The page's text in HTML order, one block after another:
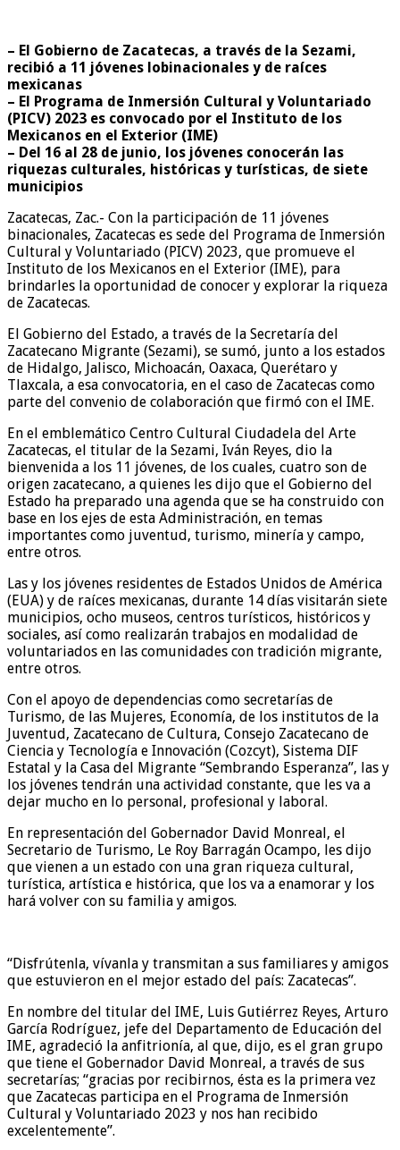
– El Gobierno de Zacatecas, a través de la Sezami,
recibió a 11 jóvenes lobinacionales y de raíces
mexicanas
– El Programa de Inmersión Cultural y Voluntariado
(PICV) 2023 es convocado por el Instituto de los
Mexicanos en el Exterior (IME)
– Del 16 al 28 de junio, los jóvenes conocerán las
riquezas culturales, históricas y turísticas, de siete
municipios
Zacatecas, Zac.- Con la participación de 11 jóvenes
binacionales, Zacatecas es sede del Programa de Inmersión
Cultural y Voluntariado (PICV) 2023, que promueve el
Instituto de los Mexicanos en el Exterior (IME), para
brindarles la oportunidad de conocer y explorar la riqueza
de Zacatecas.
El Gobierno del Estado, a través de la Secretaría del
Zacatecano Migrante (Sezami), se sumó, junto a los estados
de Hidalgo, Jalisco, Michoacán, Oaxaca, Querétaro y
Tlaxcala, a esa convocatoria, en el caso de Zacatecas como
parte del convenio de colaboración que firmó con el IME.
En el emblemático Centro Cultural Ciudadela del Arte
Zacatecas, el titular de la Sezami, Iván Reyes, dio la
bienvenida a los 11 jóvenes, de los cuales, cuatro son de
origen zacatecano, a quienes les dijo que el Gobierno del
Estado ha preparado una agenda que se ha construido con
base en los ejes de esta Administración, en temas
importantes como juventud, turismo, minería y campo,
entre otros.
Las y los jóvenes residentes de Estados Unidos de América
(EUA) y de raíces mexicanas, durante 14 días visitarán siete
municipios, ocho museos, centros turísticos, históricos y
sociales, así como realizarán trabajos en modalidad de
voluntariados en las comunidades con tradición migrante,
entre otros.
Con el apoyo de dependencias como secretarías de
Turismo, de las Mujeres, Economía, de los institutos de la
Juventud, Zacatecano de Cultura, Consejo Zacatecano de
Ciencia y Tecnología e Innovación (Cozcyt), Sistema DIF
Estatal y la Casa del Migrante “Sembrando Esperanza”, las y
los jóvenes tendrán una actividad constante, que les va a
dejar mucho en lo personal, profesional y laboral.
En representación del Gobernador David Monreal, el
Secretario de Turismo, Le Roy Barragán Ocampo, les dijo
que vienen a un estado con una gran riqueza cultural,
turística, artística e histórica, que los va a enamorar y los
hará volver con su familia y amigos.
“Disfrútenla, vívanla y transmitan a sus familiares y amigos
que estuvieron en el mejor estado del país: Zacatecas”.
En nombre del titular del IME, Luis Gutiérrez Reyes, Arturo
García Rodríguez, jefe del Departamento de Educación del
IME, agradeció la anfitrionía, al que, dijo, es el gran grupo
que tiene el Gobernador David Monreal, a través de sus
secretarías; “gracias por recibirnos, ésta es la primera vez
que Zacatecas participa en el Programa de Inmersión
Cultural y Voluntariado 2023 y nos han recibido
excelentemente”.